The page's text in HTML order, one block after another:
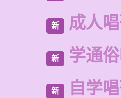
新 成人
新 学通
新 自学